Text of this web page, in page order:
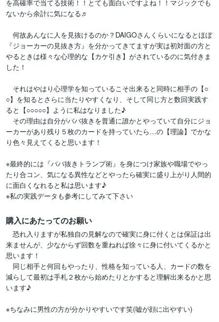
を高確率で当てる技術！！とても面白いですよね！！マジックでも
ないから余計に気になる♬
何故あんなに人を見抜けるのか？DAIGOさんくらいになるとほぼ
『ジョーカーの見抜き方』を分かってきてますが実は初対面の方と
やるときは様々な心理的な【カケ引き】がされているのに気付きま
した！
それはやはり心理学を知っているこそ出来ると同時に相手の【○
○】を知るとさらに当たりやすくなり、そして同じ方と数回実践す
ると【○○○○○】ように私はなりました♪
その理由は自分がババ抜きを普通に誰かとやっていて自分にジョ
ーカーがあり残り５枚のカードを持っていたら…の【理論】でかな
り色々見えてくると思います！
※最終的には『ババ抜きトランプ術』を身につけ家族や職場でやっ
たり合コン、気になる異性などとやったら確実に盛り上がり人間的
に面白くなれると私は思います♪
購入にあたってのお願い
恐れ入りますが私独自の見解なので確実に身に付くとは保証は出
来ませんが、少なからず回数を重ねれば徐々に身に付いてくるかと
思います！
同じ相手と何回もやったり、性格を知っている人、カードの数を
減らして最初は手札２枚から始めたりとかすると理解出来るかと思
います♪
※ちなみに男性の方が分かりやすいです笑(嘘が顔に出やすい)